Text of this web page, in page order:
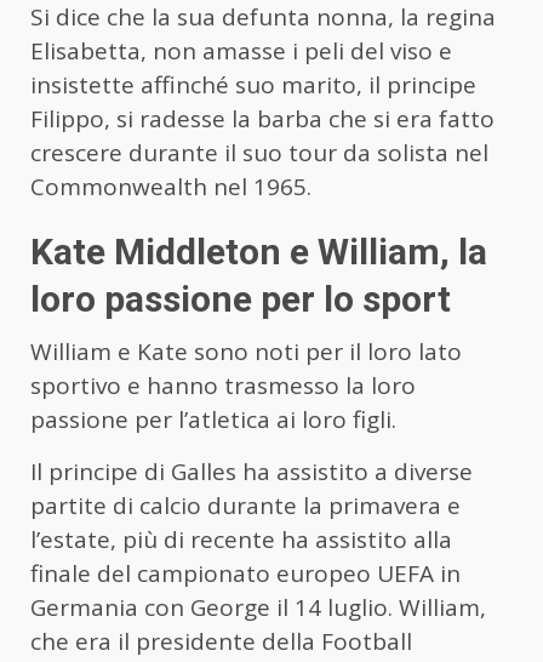
Si dice che la sua defunta nonna, la regina
Elisabetta, non amasse i peli del viso e
insistette affinché suo marito, il principe
Filippo, si radesse la barba che si era fatto
crescere durante il suo tour da solista nel
Commonwealth nel 1965.
Kate Middleton e William, la
loro passione per lo sport
William e Kate sono noti per il loro lato
sportivo e hanno trasmesso la loro
passione per l’atletica ai loro figli.
Il principe di Galles ha assistito a diverse
partite di calcio durante la primavera e
l’estate, più di recente ha assistito alla
finale del campionato europeo UEFA in
Germania con George il 14 luglio. William,
che era il presidente della Football